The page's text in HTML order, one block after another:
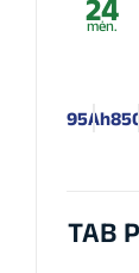
24
mėn.
95Ah
TAB